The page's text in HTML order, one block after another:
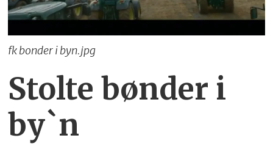
fk bonder i byn.jpg
Stolte bønder i
by`n